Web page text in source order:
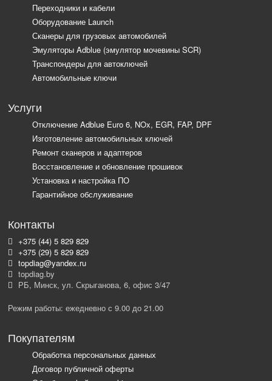
Переходники и кабели
Оборудование Launch
Сканеры для грузовых автомобилей
Эмуляторы Adblue (эмулятор мочевины SCR)
Транспондеры для автоключей
Автомобильные ключи
Услуги
Отключение Adblue Euro 6, NOx, EGR, FAP, DPF
Изготовление автомобильных ключей
Ремонт сканеров и адаптеров
Восстановление и обновление прошивок
Установка и настройка ПО
Гарантийное обслуживание
Контакты
+375 (44) 5 829 829
+375 (29) 5 829 829
topdiag@yandex.ru
topdiag.by
РБ, Минск, ул. Скрыганова, 6, офис 3/47
Режим работы: ежедневно с 9.00 до 21.00
Покупателям
Обработка персональных данных
Договор публичной оферты